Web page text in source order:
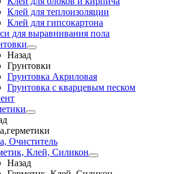
Клей для теплоизоляции
Клей для гипсокартона
для выравнивания пола
Назад
Грунтовки
Грунтовка Акриловая
Грунтовка с кварцевым песком
Очиститель
Клей, Силикон
Назад